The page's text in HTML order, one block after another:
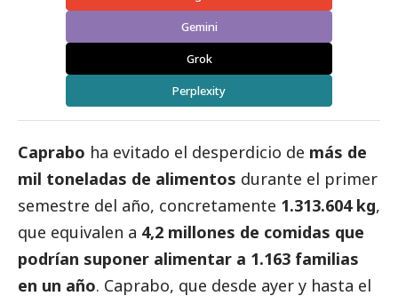
Gemini
Grok
Perplexity
Caprabo ha evitado el desperdicio de más de
mil toneladas de alimentos durante el primer
semestre del año, concretamente 1.313.604 kg,
que equivalen a 4,2 millones de comidas que
podrían suponer alimentar a 1.163 familias
en un año. Caprabo, que desde ayer y hasta el